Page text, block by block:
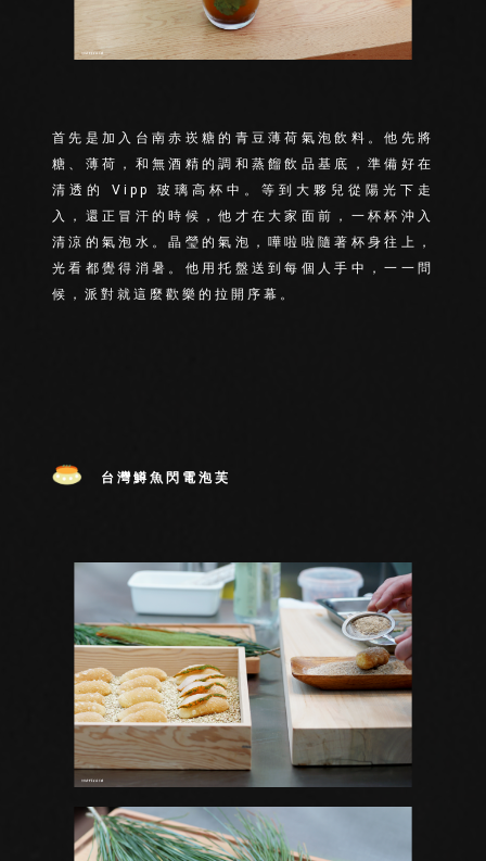
首先是加入台南赤崁糖的青豆薄荷氣泡飲料。他先將
糖、薄荷，和無酒精的調和蒸餾飲品基底，準備好在
清透的 Vipp 玻璃高杯中。等到大夥兒從陽光下走
入，還正冒汗的時候，他才在大家面前，一杯杯沖入
清涼的氣泡水。晶瑩的氣泡，嘩啦啦隨著杯身往上，
光看都覺得消暑。他用托盤送到每個人手中，一一問
候，派對就這麼歡樂的拉開序幕。
台灣鱒魚閃電泡芙